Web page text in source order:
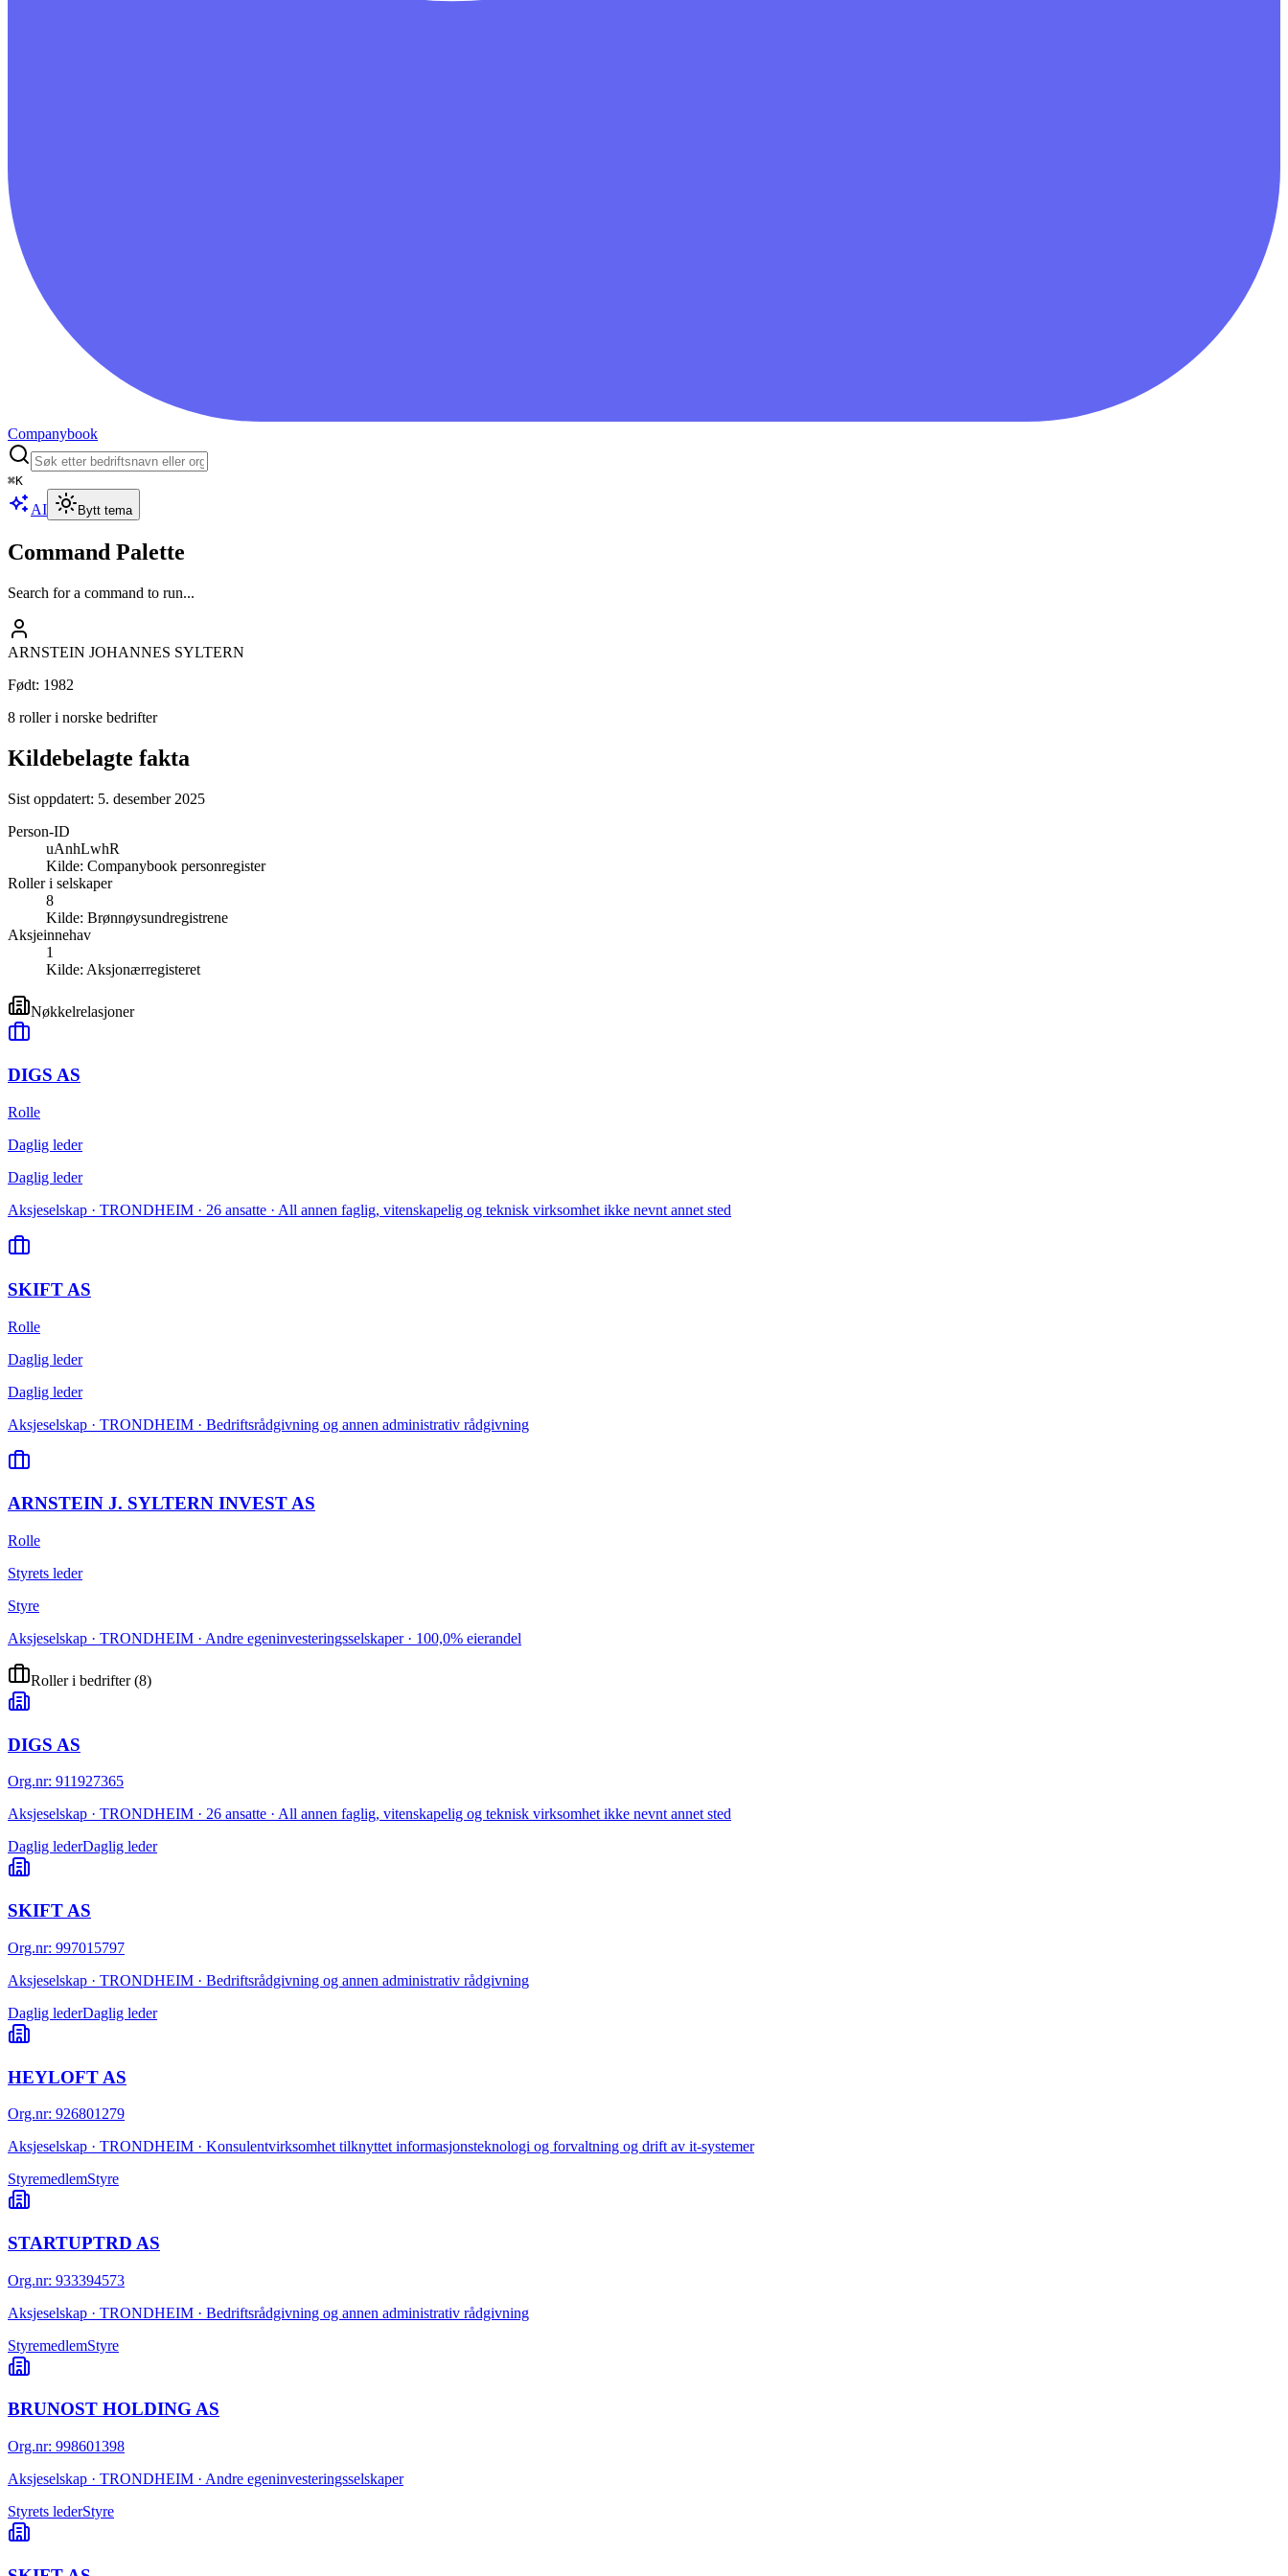
Companybook
⌘K
AI Bytt tema
Command Palette
Search for a command to run...
ARNSTEIN JOHANNES SYLTERN
Født: 1982
8 roller i norske bedrifter
Kildebelagte fakta
Sist oppdatert: 5. desember 2025
Person-ID
uAnhLwhR
Kilde: Companybook personregister
Roller i selskaper
8
Kilde: Brønnøysundregistrene
Aksjeinnehav
1
Kilde: Aksjonærregisteret
Nøkkelrelasjoner
DIGS AS
Rolle
Daglig leder
Daglig leder
Aksjeselskap · TRONDHEIM · 26 ansatte · All annen faglig, vitenskapelig og teknisk virksomhet ikke nevnt annet sted
SKIFT AS
Rolle
Daglig leder
Daglig leder
Aksjeselskap · TRONDHEIM · Bedriftsrådgivning og annen administrativ rådgivning
ARNSTEIN J. SYLTERN INVEST AS
Rolle
Styrets leder
Styre
Aksjeselskap · TRONDHEIM · Andre egeninvesteringsselskaper · 100,0% eierandel
Roller i bedrifter(8)
DIGS AS
Org.nr: 911927365
Aksjeselskap · TRONDHEIM · 26 ansatte · All annen faglig, vitenskapelig og teknisk virksomhet ikke nevnt annet sted
Daglig lederDaglig leder
SKIFT AS
Org.nr: 997015797
Aksjeselskap · TRONDHEIM · Bedriftsrådgivning og annen administrativ rådgivning
Daglig lederDaglig leder
HEYLOFT AS
Org.nr: 926801279
Aksjeselskap · TRONDHEIM · Konsulentvirksomhet tilknyttet informasjonsteknologi og forvaltning og drift av it-systemer
StyremedlemStyre
STARTUPTRD AS
Org.nr: 933394573
Aksjeselskap · TRONDHEIM · Bedriftsrådgivning og annen administrativ rådgivning
StyremedlemStyre
BRUNOST HOLDING AS
Org.nr: 998601398
Aksjeselskap · TRONDHEIM · Andre egeninvesteringsselskaper
Styrets lederStyre